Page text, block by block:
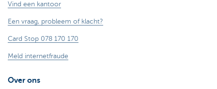
Vind een kantoor
Een vraag, probleem of klacht?
Card Stop 078 170 170
Meld internetfraude
Over ons